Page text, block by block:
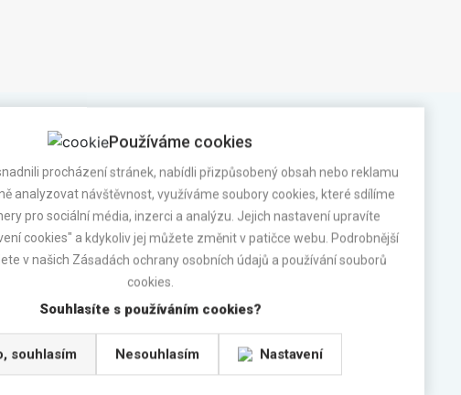
| Nastavení cookies
Používáme cookies
procházení stránek, nabídli přizpůsobený obsah nebo reklamu
pro sociální média, inzerci a analýzu. Jejich nastavení upravíte
cookies" a kdykoliv jej můžete změnit v patičce webu. Podrobnější
v našich Zásadách ochrany osobních údajů a používání souborů
cookies.
Souhlasíte s používáním cookies?
Nesouhlasím